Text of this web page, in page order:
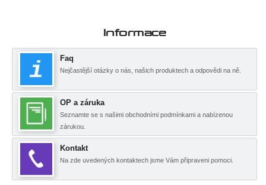
Informace
Faq
Nejčastější otázky o nás, našich produktech a odpovědi na ně.
OP a záruka
Seznamte se s našimi obchodními podmínkami a nabízenou
zárukou.
Kontakt
Na zde uvedených kontaktech jsme Vám připraveni pomoci.